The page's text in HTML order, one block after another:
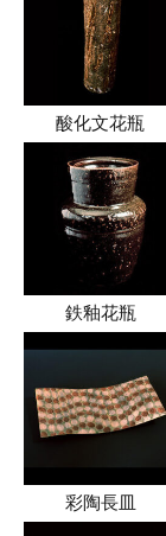
酸化文花瓶
鉄釉花瓶
彩陶長皿